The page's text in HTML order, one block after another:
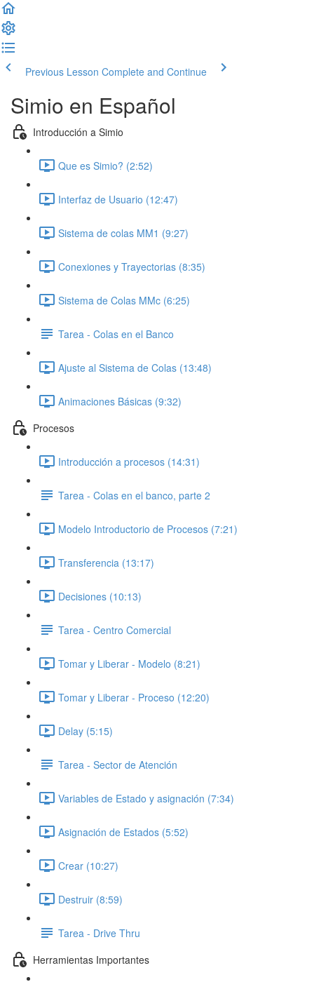
Previous Lesson Complete and Continue
Simio en Español
Introducción a Simio
Que es Simio? (2:52)
Interfaz de Usuario (12:47)
Sistema de colas MM1 (9:27)
Conexiones y Trayectorias (8:35)
Sistema de Colas MMc (6:25)
Tarea - Colas en el Banco
Ajuste al Sistema de Colas (13:48)
Animaciones Básicas (9:32)
Procesos
Introducción a procesos (14:31)
Tarea - Colas en el banco, parte 2
Modelo Introductorio de Procesos (7:21)
Transferencia (13:17)
Decisiones (10:13)
Tarea - Centro Comercial
Tomar y Liberar - Modelo (8:21)
Tomar y Liberar - Proceso (12:20)
Delay (5:15)
Tarea - Sector de Atención
Variables de Estado y asignación (7:34)
Asignación de Estados (5:52)
Crear (10:27)
Destruir (8:59)
Tarea - Drive Thru
Herramientas Importantes